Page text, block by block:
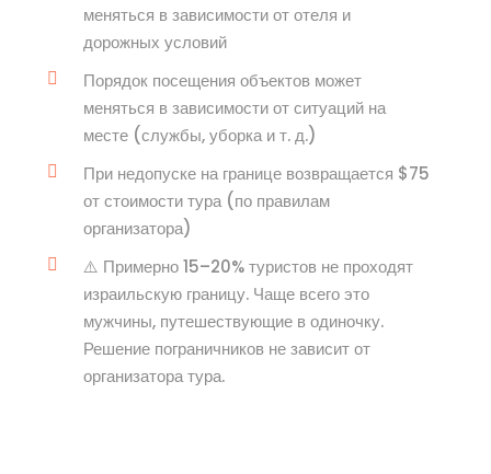
меняться в зависимости от отеля и
дорожных условий
Порядок посещения объектов может
меняться в зависимости от ситуаций на
месте (службы, уборка и т. д.)
При недопуске на границе возвращается $75
от стоимости тура (по правилам
организатора)
⚠️ Примерно 15–20% туристов не проходят
израильскую границу. Чаще всего это
мужчины, путешествующие в одиночку.
Решение пограничников не зависит от
организатора тура.